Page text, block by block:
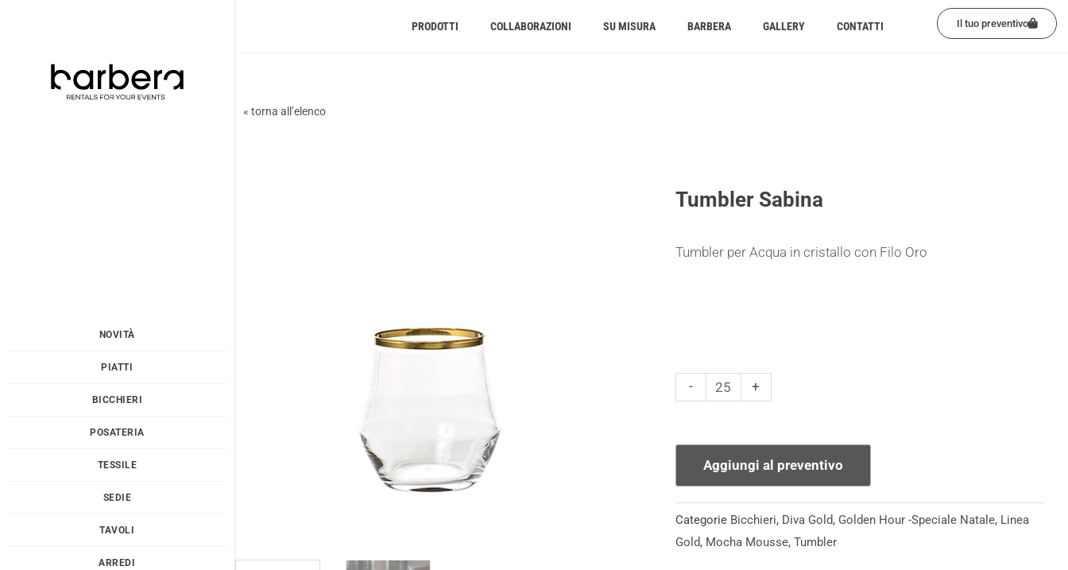
contenuto
NOVITÀ
PIATTI
BICCHIERI
POSATERIA
TESSILE
SEDIE
TAVOLI
ARREDI
PRODOTTI COLLABORAZIONI SU MISURA BARBERA GALLERY CONTATTI Il tuo preventivo
« torna all’elenco
Tumbler Sabina
Tumbler per Acqua in cristallo con Filo Oro
-
Tumbler
+
Aggiungi al preventivo
Categorie Bicchieri, Diva Gold, Golden Hour -Speciale Natale, Linea
Gold, Mocha Mousse, Tumbler